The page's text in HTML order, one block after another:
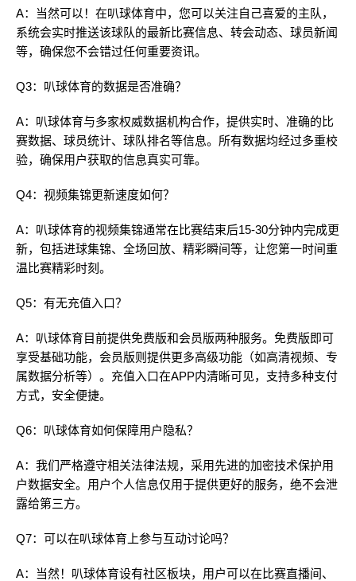
A：当然可以！在叭球体育中，您可以关注自己喜爱的主队，
系统会实时推送该球队的最新比赛信息、转会动态、球员新闻
等，确保您不会错过任何重要资讯。
Q3：叭球体育的数据是否准确？
A：叭球体育与多家权威数据机构合作，提供实时、准确的比
赛数据、球员统计、球队排名等信息。所有数据均经过多重校
验，确保用户获取的信息真实可靠。
Q4：视频集锦更新速度如何？
A：叭球体育的视频集锦通常在比赛结束后15-30分钟内完成更
新，包括进球集锦、全场回放、精彩瞬间等，让您第一时间重
温比赛精彩时刻。
Q5：有无充值入口？
A：叭球体育目前提供免费版和会员版两种服务。免费版即可
享受基础功能，会员版则提供更多高级功能（如高清视频、专
属数据分析等）。充值入口在APP内清晰可见，支持多种支付
方式，安全便捷。
Q6：叭球体育如何保障用户隐私？
A：我们严格遵守相关法律法规，采用先进的加密技术保护用
户数据安全。用户个人信息仅用于提供更好的服务，绝不会泄
露给第三方。
Q7：可以在叭球体育上参与互动讨论吗？
A：当然！叭球体育设有社区板块，用户可以在比赛直播间、